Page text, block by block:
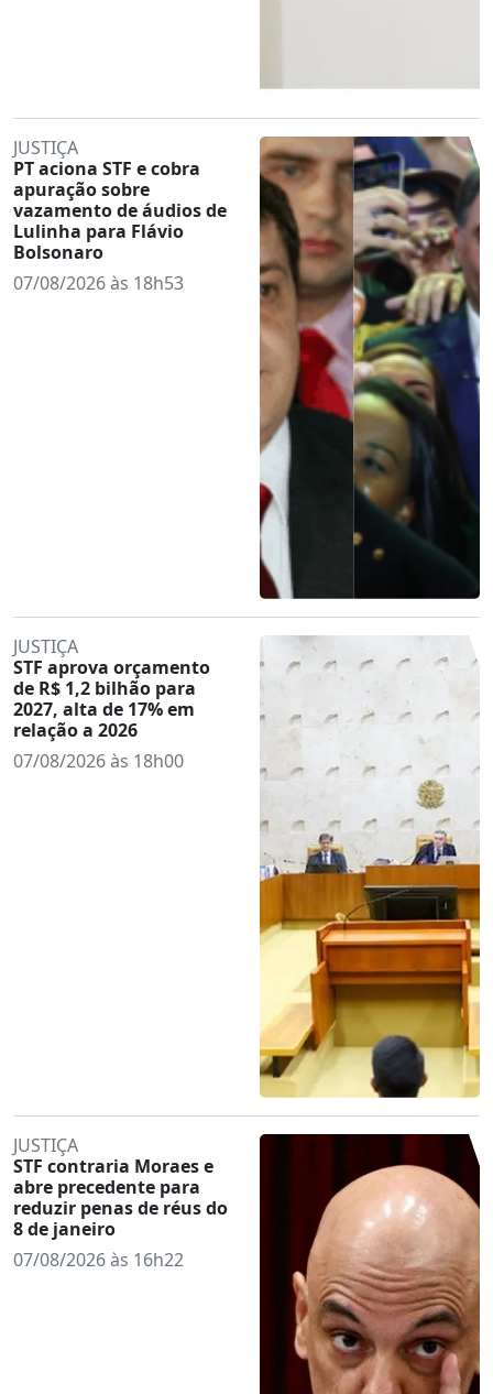
JUSTIÇA
PT aciona STF e cobra
apuração sobre
vazamento de áudios de
Lulinha para Flávio
Bolsonaro
07/08/2026 às 18h53
JUSTIÇA
STF aprova orçamento
de R$ 1,2 bilhão para
2027, alta de 17% em
relação a 2026
07/08/2026 às 18h00
JUSTIÇA
STF contraria Moraes e
abre precedente para
reduzir penas de réus do
8 de janeiro
07/08/2026 às 16h22